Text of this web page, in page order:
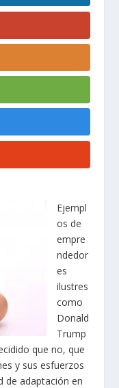
Ejempl
os de
empre
ndedor
es
ilustres
como
Donald
Trump
que no, que
y sus esfuerzos
de adaptación en